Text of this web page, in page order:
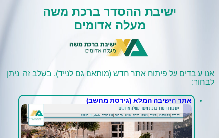
ישיבת ההסדר ברכת משה
מעלה אדומים
אנו עובדים על פיתוח אתר חדש (מותאם גם לנייד), בשלב זה, ניתן
לבחור:
אתר הישיבה המלא (גירסת מחשב)